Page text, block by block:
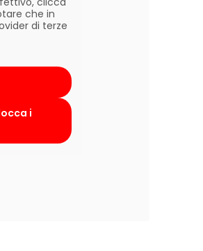
che in
di terze
i